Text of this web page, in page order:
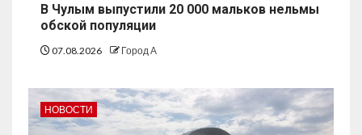
В Чулым выпустили 20 000 мальков нельмы
обской популяции
07.08.2026 Город А
НОВОСТИ